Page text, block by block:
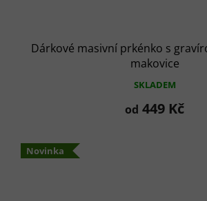
Dárkové masivní prkénko s
makovice
SKLADEM
od 449 Kč
Novinka